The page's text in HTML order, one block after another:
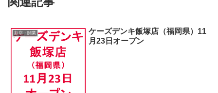
新店・開業
ケーズデンキ飯塚店（福岡県）11
月23日オープン